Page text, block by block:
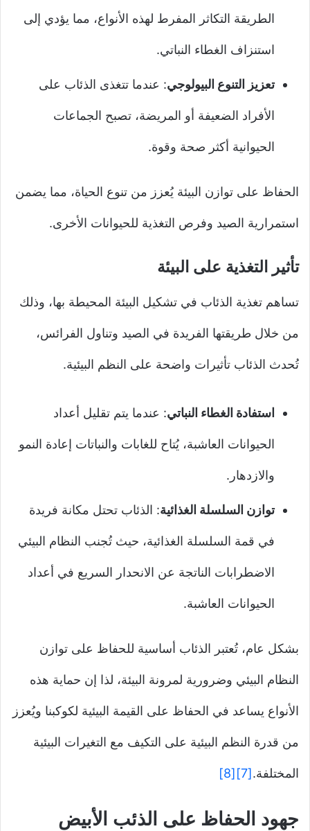
الطريقة التكاثر المفرط لهذه الأنواع، مما يؤدي إلى
استنزاف الغطاء النباتي.
تعزيز التنوع البيولوجي: عندما تتغذى الذئاب على
الأفراد الضعيفة أو المريضة، تصبح الجماعات
الحيوانية أكثر صحة وقوة.
الحفاظ على توازن البيئة يُعزز من تنوع الحياة، مما يضمن
استمرارية الصيد وفرص التغذية للحيوانات الأخرى.
تأثير التغذية على البيئة
تساهم تغذية الذئاب في تشكيل البيئة المحيطة بها، وذلك
من خلال طريقتها الفريدة في الصيد وتناول الفرائس،
تُحدث الذئاب تأثيرات واضحة على النظم البيئية.
استفادة الغطاء النباتي: عندما يتم تقليل أعداد
الحيوانات العاشبة، يُتاح للغابات والنباتات إعادة النمو
والازدهار.
توازن السلسلة الغذائية: الذئاب تحتل مكانة فريدة
في قمة السلسلة الغذائية، حيث تُجنب النظام البيئي
الاضطرابات الناتجة عن الانحدار السريع في أعداد
الحيوانات العاشبة.
بشكل عام، تُعتبر الذئاب أساسية للحفاظ على توازن
النظام البيئي وضرورية لمرونة البيئة، لذا إن حماية هذه
الأنواع يساعد في الحفاظ على القيمة البيئية لكوكبنا ويُعزز
من قدرة النظم البيئية على التكيف مع التغيرات البيئية
المختلفة.[7]
[8]
جهود الحفاظ على الذئب الأبيض